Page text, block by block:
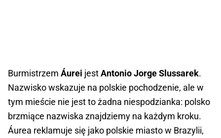
Burmistrzem Áurei jestAntonio Jorge Slussarek.
Nazwisko wskazuje na polskie pochodzenie, ale w
tym mieście nie jest to żadna niespodzianka: polsko
brzmiące nazwiska znajdziemy na każdym kroku.
Áurea reklamuje się jako polskie miasto w Brazylii,